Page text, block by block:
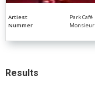
Artiest
Park Café
Nummer
Monsieur
Results